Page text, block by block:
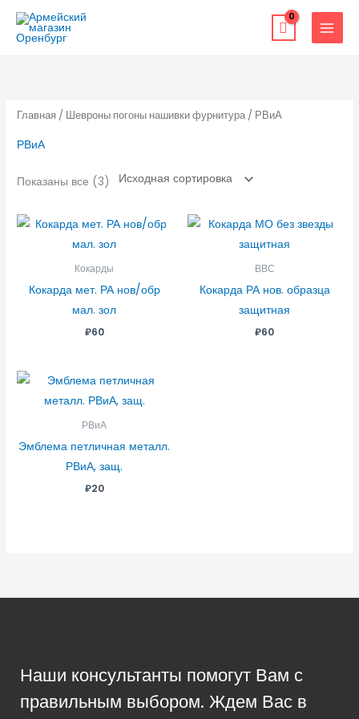
Перейти
содержимому
Главная / Шевроны погоны нашивки фурнитура / РВиА
РВиА
Показаны все (3)
Кокарды
Кокарда мет. РА нов/обр
мал. зол
₽60
ВВС
Кокарда РА нов. образца
защитная
₽60
РВиА
Эмблема петличная металл.
РВиА, защ.
₽20
Наши консультанты помогут Вам с
правильным выбором. Ждем Вас в